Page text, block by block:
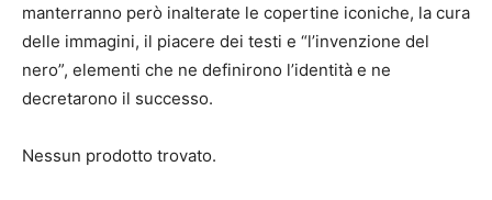
manterranno però inalterate le copertine iconiche, la cura
delle immagini, il piacere dei testi e “l’invenzione del
nero”, elementi che ne definirono l’identità e ne
decretarono il successo.
Nessun prodotto trovato.